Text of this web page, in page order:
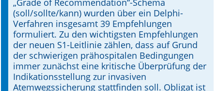
„Grade of Recommendation“-Schema
(soll/sollte/kann) wurden über ein Delphi-
Verfahren insgesamt 39 Empfehlungen
formuliert. Zu den wichtigsten Empfehlungen
der neuen S1-Leitlinie zählen, dass auf Grund
der schwierigen prähospitalen Bedingungen
immer zunächst eine kritische Überprüfung der
Indikationsstellung zur invasiven
Atemwegssicherung stattfinden soll. Obligat ist